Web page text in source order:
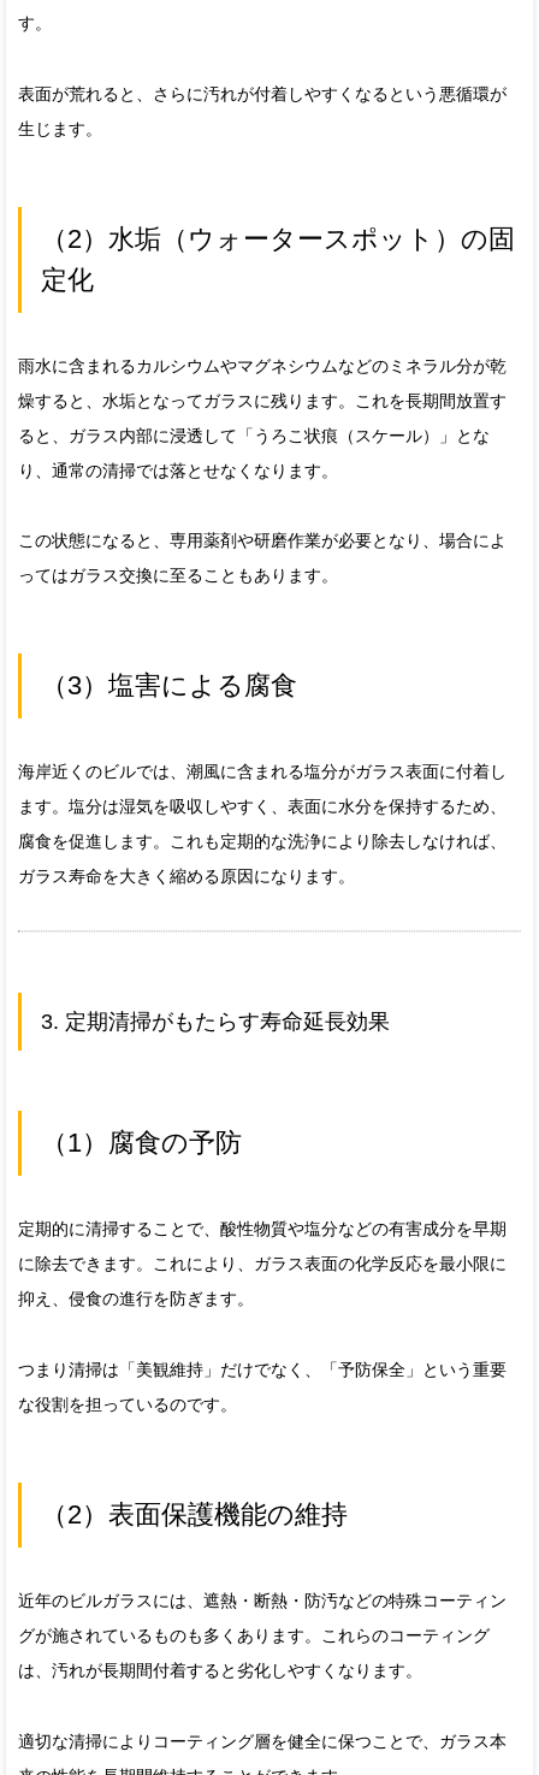
す。
表面が荒れると、さらに汚れが付着しやすくなるという悪循環が
生じます。
（2）水垢（ウォータースポット）の固
定化
雨水に含まれるカルシウムやマグネシウムなどのミネラル分が乾
燥すると、水垢となってガラスに残ります。これを長期間放置す
ると、ガラス内部に浸透して「うろこ状痕（スケール）」とな
り、通常の清掃では落とせなくなります。
この状態になると、専用薬剤や研磨作業が必要となり、場合によ
ってはガラス交換に至ることもあります。
（3）塩害による腐食
海岸近くのビルでは、潮風に含まれる塩分がガラス表面に付着し
ます。塩分は湿気を吸収しやすく、表面に水分を保持するため、
腐食を促進します。これも定期的な洗浄により除去しなければ、
ガラス寿命を大きく縮める原因になります。
3. 定期清掃がもたらす寿命延長効果
（1）腐食の予防
定期的に清掃することで、酸性物質や塩分などの有害成分を早期
に除去できます。これにより、ガラス表面の化学反応を最小限に
抑え、侵食の進行を防ぎます。
つまり清掃は「美観維持」だけでなく、「予防保全」という重要
な役割を担っているのです。
（2）表面保護機能の維持
近年のビルガラスには、遮熱・断熱・防汚などの特殊コーティン
グが施されているものも多くあります。これらのコーティング
は、汚れが長期間付着すると劣化しやすくなります。
適切な清掃によりコーティング層を健全に保つことで、ガラス本